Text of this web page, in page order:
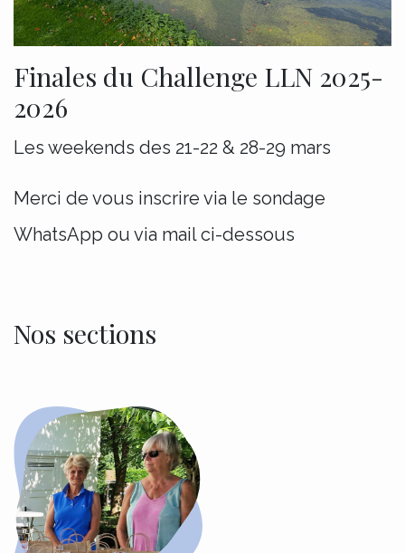
Finales du Challenge LLN 2025-
2026
Les weekends des 21-22 & 28-29 mars
Merci de vous inscrire via le sondage
WhatsApp ou via mail ci-dessous
Nos sections